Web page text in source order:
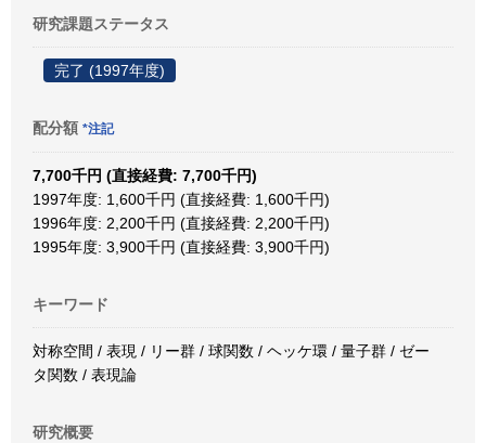
研究課題ステータス
完了 (1997年度)
配分額 *注記
7,700千円 (直接経費: 7,700千円)
1997年度: 1,600千円 (直接経費: 1,600千円)
1996年度: 2,200千円 (直接経費: 2,200千円)
1995年度: 3,900千円 (直接経費: 3,900千円)
キーワード
対称空間 / 表現 / リー群 / 球関数 / ヘッケ環 / 量子群 / ゼー
タ関数 / 表現論
研究概要